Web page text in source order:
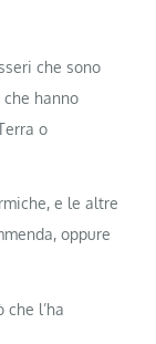
che sono
hanno
o
e le altre
oppure
l’ha